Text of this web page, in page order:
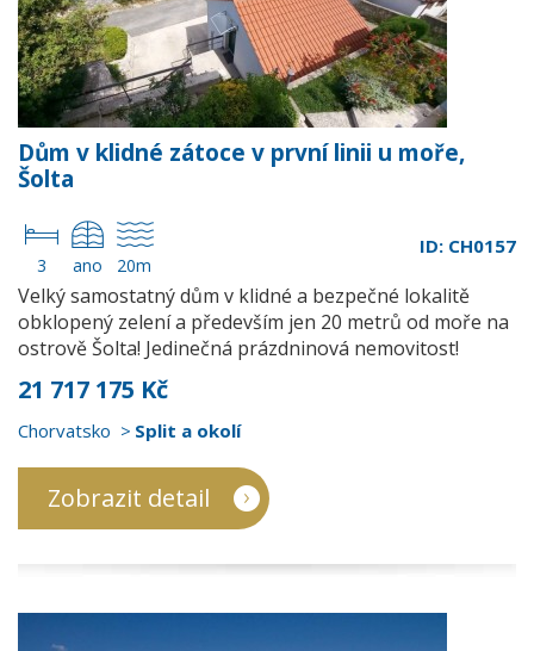
Dům v klidné zátoce v první linii u moře,
Šolta
3 ano 20m
ID: CH0157
Velký samostatný dům v klidné a bezpečné lokalitě
obklopený zelení a především jen 20 metrů od moře na
ostrově Šolta! Jedinečná prázdninová nemovitost!
21 717 175 Kč
Chorvatsko Split a okolí
Zobrazit detail